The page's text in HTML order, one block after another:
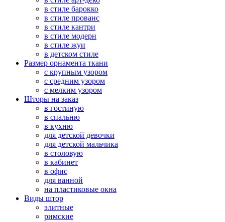
в стиле барокко
в стиле прованс
в стиле кантри
в стиле модерн
в стиле жуи
в детском стиле
Размер орнамента ткани
с крупным узором
с средним узором
с мелким узором
Шторы на заказ
в гостиную
в спальню
в кухню
для детской девочки
для детской мальчика
в столовую
в кабинет
в офис
для ванной
на пластиковые окна
Виды штор
элитные
римские